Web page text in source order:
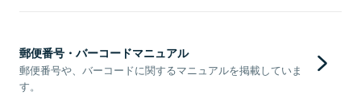
郵便番号・バーコードマニュアル
郵便番号や、バーコードに関するマニュアルを掲載していま
す。